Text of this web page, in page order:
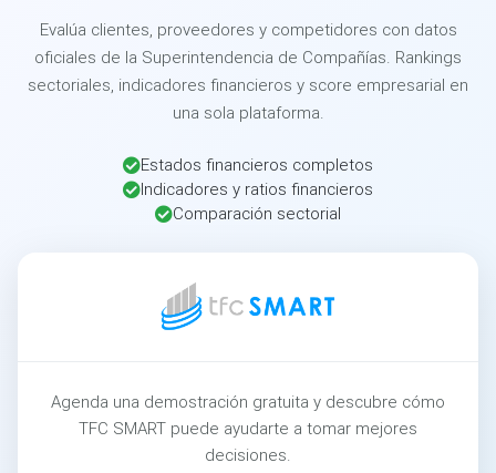
Evalúa clientes, proveedores y competidores con datos
oficiales de la Superintendencia de Compañías. Rankings
sectoriales, indicadores financieros y score empresarial en
una sola plataforma.
Estados financieros completos
Indicadores y ratios financieros
Comparación sectorial
Agenda una demostración gratuita y descubre cómo
TFC SMART puede ayudarte a tomar mejores
decisiones.